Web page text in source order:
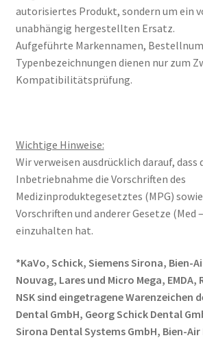
autorisiertes Produkt, sondern um ein
unabhängig hergestellten Ersatz.
Aufgeführte Markennamen,
Typenbezeichnungen dienen nur zum
Kompatibilitätsprüfung.
Wichtige Hinweise:
Wir verweisen ausdrücklich darauf, dass
Inbetriebnahme die Vorschriften des
Medizinproduktegesetztes (MPG)
Vorschriften und anderer Gesetze (Med –
einzuhalten hat.
*KaVo, Schick, Siemens Sirona, Bien-
Nouvag, Lares und Micro Mega,
NSK sind eingetragene Warenzeichen
Dental GmbH, Georg Schick Dental
Sirona Dental Systems GmbH, Bien-